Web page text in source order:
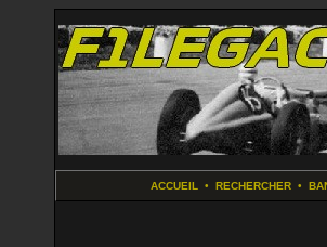
ACCUEIL • RECHERCHER•